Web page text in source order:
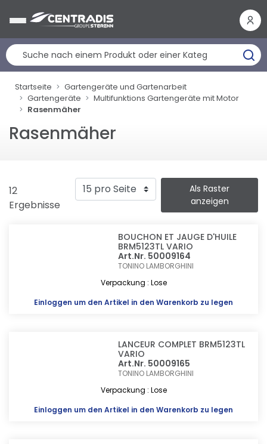
Startseite
Gartengeräte und Gartenarbeit
Gartengeräte
Multifunktions Gartengeräte mit Motor
Rasenmäher
Rasenmäher
12
Ergebnisse
Als Raster
anzeigen
BOUCHON ET JAUGE D'HUILE
BRM5123TL VARIO
Art.Nr. 50009164
TONINO LAMBORGHINI
Verpackung : Lose
Einloggen um den Artikel in den Warenkorb zu legen
LANCEUR COMPLET BRM5123TL
VARIO
Art.Nr. 50009165
TONINO LAMBORGHINI
Verpackung : Lose
Einloggen um den Artikel in den Warenkorb zu legen